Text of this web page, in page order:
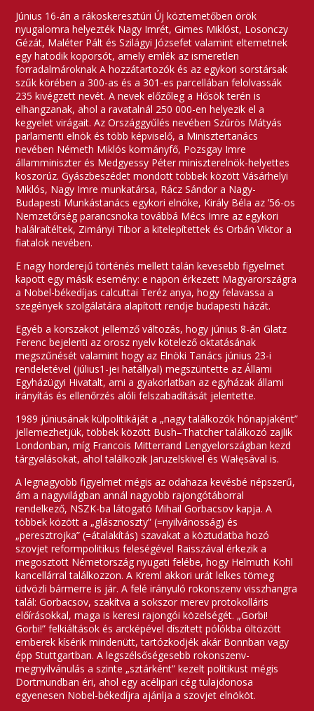
Június 16-án a rákoskeresztúri Új köztemetőben örök
nyugalomra helyezték Nagy Imrét, Gimes Miklóst, Losonczy
Gézát, Maléter Pált és Szilágyi Józsefet valamint eltemetnek
egy hatodik koporsót, amely emlék az ismeretlen
forradalmároknak A hozzátartozók és az egykori sorstársak
szűk körében a 300-as és a 301-es parcellában felolvassák
235 kivégzett nevét. A nevek előzőleg a Hősök terén is
elhangzanak, ahol a ravatalnál 250 000-en helyezik el a
kegyelet virágait. Az Országgyűlés nevében Szűrös Mátyás
parlamenti elnök és több képviselő, a Minisztertanács
nevében Németh Miklós kormányfő, Pozsgay Imre
államminiszter és Medgyessy Péter miniszterelnök-helyettes
koszorúz. Gyászbeszédet mondott többek között Vásárhelyi
Miklós, Nagy Imre munkatársa, Rácz Sándor a Nagy-
Budapesti Munkástanács egykori elnöke, Király Béla az ’56-os
Nemzetőrség parancsnoka továbbá Mécs Imre az egykori
halálraítéltek, Zimányi Tibor a kitelepítettek és Orbán Viktor a
fiatalok nevében.
E nagy horderejű történés mellett talán kevesebb figyelmet
kapott egy másik esemény: e napon érkezett Magyarországra
a Nobel-békedíjas calcuttai Teréz anya, hogy felavassa a
szegények szolgálatára alapított rendje budapesti házát.
Egyéb a korszakot jellemző változás, hogy június 8-án Glatz
Ferenc bejelenti az orosz nyelv kötelező oktatásának
megszűnését valamint hogy az Elnöki Tanács június 23-i
rendeletével (július1-jei hatállyal) megszüntette az Állami
Egyházügyi Hivatalt, ami a gyakorlatban az egyházak állami
irányítás és ellenőrzés alóli felszabadítását jelentette.
1989 júniusának külpolitikáját a „nagy találkozók hónapjaként”
jellemezhetjük, többek között Bush–Thatcher találkozó zajlik
Londonban, míg Francois Mitterrand Lengyelországban kezd
tárgyalásokat, ahol találkozik Jaruzelskivel és Wałęsával is.
A legnagyobb figyelmet mégis az odahaza kevésbé népszerű,
ám a nagyvilágban annál nagyobb rajongótáborral
rendelkező, NSZK-ba látogató Mihail Gorbacsov kapja. A
többek között a „glásznoszty” (=nyilvánosság) és
„peresztrojka” (=átalakítás) szavakat a köztudatba hozó
szovjet reformpolitikus feleségével Raisszával érkezik a
megosztott Németország nyugati felébe, hogy Helmuth Kohl
kancellárral találkozzon. A Kreml akkori urát lelkes tömeg
üdvözli bármerre is jár. A felé irányuló rokonszenv visszhangra
talál: Gorbacsov, szakítva a sokszor merev protokolláris
előírásokkal, maga is keresi rajongói közelségét. „Gorbi!
Gorbi!” felkiáltások és arcképével díszített pólókba öltözött
emberek kísérik mindenütt, tartózkodjék akár Bonnban vagy
épp Stuttgartban. A legszélsőségesebb rokonszenv-
megnyilvánulás a szinte „sztárként” kezelt politikust mégis
Dortmundban éri, ahol egy acélipari cég tulajdonosa
egyenesen Nobel-békedíjra ajánlja a szovjet elnököt.